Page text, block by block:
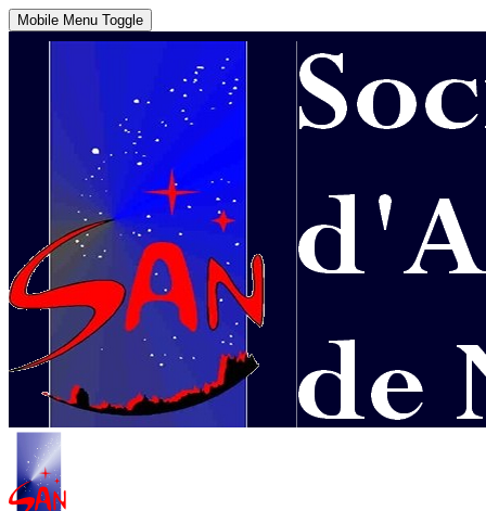
Mobile Menu Toggle